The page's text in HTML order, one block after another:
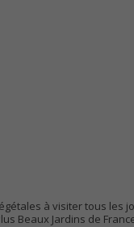
à visiter tous les
Beaux Jardins de